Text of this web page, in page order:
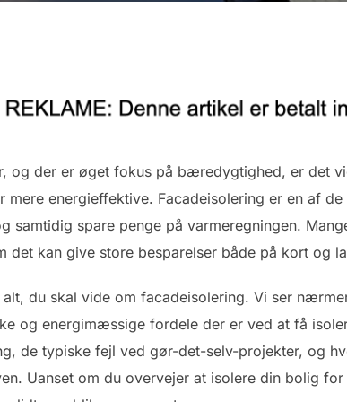
og der er øget fokus på bæredygtighed, er det
energieffektive. Facadeisolering er en af
samtidig spare penge på varmeregningen.
det kan give store besparelser både på kort og
du skal vide om facadeisolering. Vi ser
og energimæssige fordele der er ved at få
de typiske fejl ved gør-det-selv-projekter, og
Uanset om du overvejer at isolere din bolig